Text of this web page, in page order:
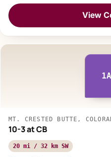
View
1A
MT. CRESTED BUTTE,
10-3 at CB
20 mi / 32 km SW